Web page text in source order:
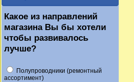
Какое из направлений
магазина Вы бы хотели
чтобы развивалось
лучше?
Полупроводники (ремонтный
ассортимент)